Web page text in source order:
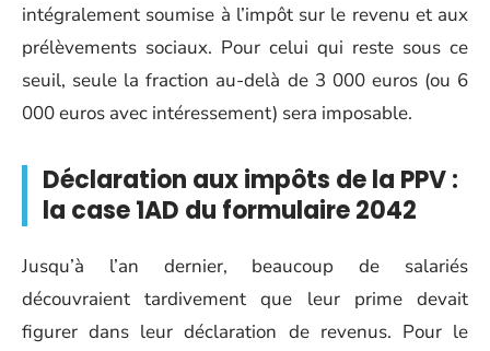
intégralement soumise à l’impôt sur le revenu et aux
prélèvements sociaux. Pour celui qui reste sous ce
seuil, seule la fraction au-delà de 3 000 euros (ou 6
000 euros avec intéressement) sera imposable.
Déclaration aux impôts de la PPV :
la case 1AD du formulaire 2042
Jusqu’à l’an dernier, beaucoup de salariés
découvraient tardivement que leur prime devait
figurer dans leur déclaration de revenus. Pour le